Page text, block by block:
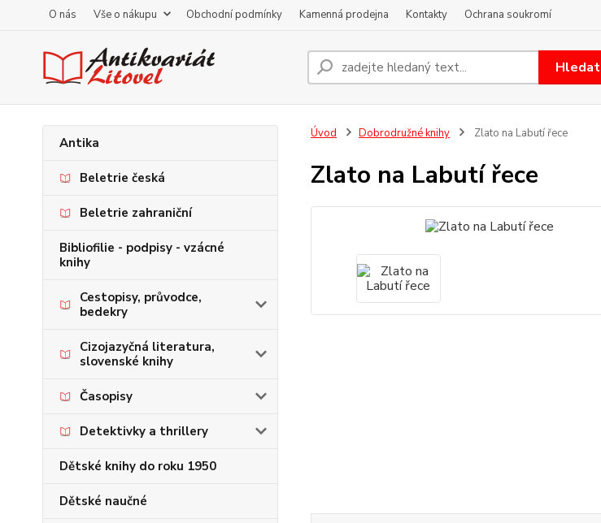
O nás Vše o nákupu Obchodní podmínky Kamenná prodejna Kontakty Ochrana soukromí
Hledat
Antika
Beletrie česká
Beletrie zahraniční
Bibliofilie - podpisy - vzácné
knihy
Cestopisy, průvodce,
bedekry
Cizojazyčná literatura,
slovenské knihy
Časopisy
Detektivky a thrillery
Dětské knihy do roku 1950
Dětské naučné
Úvod Dobrodružné knihy Zlato na Labutí řece
Zlato na Labutí řece